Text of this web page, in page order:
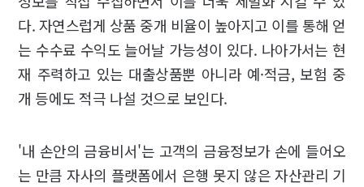
다. 자연스럽게 상품 중개 비율이 높아지고 이를 통해 얻
는 수수료 수익도 늘어날 가능성이 있다. 나아가서는 현
재 주력하고 있는 대출상품뿐 아니라 예·적금, 보험 중
개 등에도 적극 나설 것으로 보인다.
'내 손안의 금융비서'는 고객의 금융정보가 손에 들어오
는 만큼 자사의 플랫폼에서 은행 못지 않은 자산관리 기